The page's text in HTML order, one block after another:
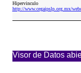
Hipervinculo
http://www.cegaipslp.org.mx/
Visor de Datos